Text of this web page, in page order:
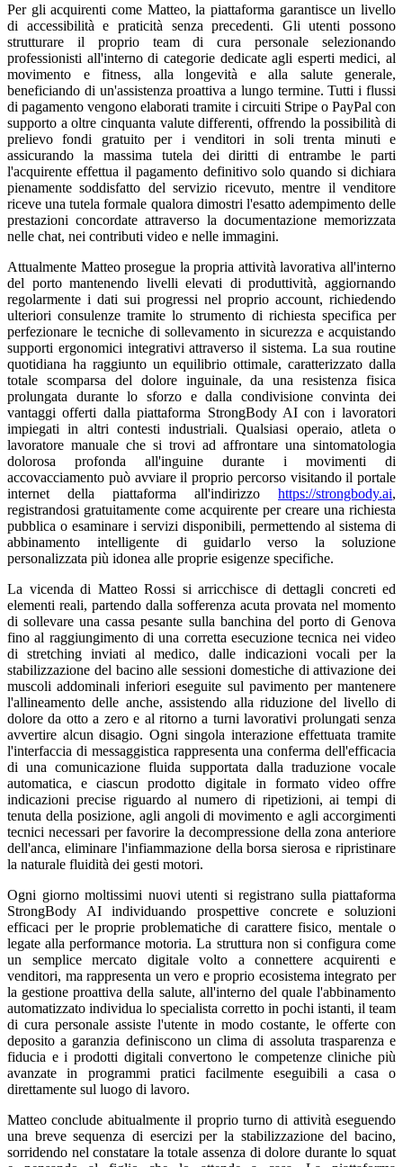
Per gli acquirenti come Matteo, la piattaforma garantisce un livello
di accessibilità e praticità senza precedenti. Gli utenti possono
strutturare il proprio team di cura personale selezionando
professionisti all'interno di categorie dedicate agli esperti medici, al
movimento e fitness, alla longevità e alla salute generale,
beneficiando di un'assistenza proattiva a lungo termine. Tutti i flussi
di pagamento vengono elaborati tramite i circuiti Stripe o PayPal con
supporto a oltre cinquanta valute differenti, offrendo la possibilità di
prelievo fondi gratuito per i venditori in soli trenta minuti e
assicurando la massima tutela dei diritti di entrambe le parti
l'acquirente effettua il pagamento definitivo solo quando si dichiara
pienamente soddisfatto del servizio ricevuto, mentre il venditore
riceve una tutela formale qualora dimostri l'esatto adempimento delle
prestazioni concordate attraverso la documentazione memorizzata
nelle chat, nei contributi video e nelle immagini.
Attualmente Matteo prosegue la propria attività lavorativa all'interno
del porto mantenendo livelli elevati di produttività, aggiornando
regolarmente i dati sui progressi nel proprio account, richiedendo
ulteriori consulenze tramite lo strumento di richiesta specifica per
perfezionare le tecniche di sollevamento in sicurezza e acquistando
supporti ergonomici integrativi attraverso il sistema. La sua routine
quotidiana ha raggiunto un equilibrio ottimale, caratterizzato dalla
totale scomparsa del dolore inguinale, da una resistenza fisica
prolungata durante lo sforzo e dalla condivisione convinta dei
vantaggi offerti dalla piattaforma StrongBody AI con i lavoratori
impiegati in altri contesti industriali. Qualsiasi operaio, atleta o
lavoratore manuale che si trovi ad affrontare una sintomatologia
dolorosa profonda all'inguine durante i movimenti di
accovacciamento può avviare il proprio percorso visitando il portale
internet della piattaforma all'indirizzo https://strongbody.ai,
registrandosi gratuitamente come acquirente per creare una richiesta
pubblica o esaminare i servizi disponibili, permettendo al sistema di
abbinamento intelligente di guidarlo verso la soluzione
personalizzata più idonea alle proprie esigenze specifiche.
La vicenda di Matteo Rossi si arricchisce di dettagli concreti ed
elementi reali, partendo dalla sofferenza acuta provata nel momento
di sollevare una cassa pesante sulla banchina del porto di Genova
fino al raggiungimento di una corretta esecuzione tecnica nei video
di stretching inviati al medico, dalle indicazioni vocali per la
stabilizzazione del bacino alle sessioni domestiche di attivazione dei
muscoli addominali inferiori eseguite sul pavimento per mantenere
l'allineamento delle anche, assistendo alla riduzione del livello di
dolore da otto a zero e al ritorno a turni lavorativi prolungati senza
avvertire alcun disagio. Ogni singola interazione effettuata tramite
l'interfaccia di messaggistica rappresenta una conferma dell'efficacia
di una comunicazione fluida supportata dalla traduzione vocale
automatica, e ciascun prodotto digitale in formato video offre
indicazioni precise riguardo al numero di ripetizioni, ai tempi di
tenuta della posizione, agli angoli di movimento e agli accorgimenti
tecnici necessari per favorire la decompressione della zona anteriore
dell'anca, eliminare l'infiammazione della borsa sierosa e ripristinare
la naturale fluidità dei gesti motori.
Ogni giorno moltissimi nuovi utenti si registrano sulla piattaforma
StrongBody AI individuando prospettive concrete e soluzioni
efficaci per le proprie problematiche di carattere fisico, mentale o
legate alla performance motoria. La struttura non si configura come
un semplice mercato digitale volto a connettere acquirenti e
venditori, ma rappresenta un vero e proprio ecosistema integrato per
la gestione proattiva della salute, all'interno del quale l'abbinamento
automatizzato individua lo specialista corretto in pochi istanti, il team
di cura personale assiste l'utente in modo costante, le offerte con
deposito a garanzia definiscono un clima di assoluta trasparenza e
fiducia e i prodotti digitali convertono le competenze cliniche più
avanzate in programmi pratici facilmente eseguibili a casa o
direttamente sul luogo di lavoro.
Matteo conclude abitualmente il proprio turno di attività eseguendo
una breve sequenza di esercizi per la stabilizzazione del bacino,
sorridendo nel constatare la totale assenza di dolore durante lo squat